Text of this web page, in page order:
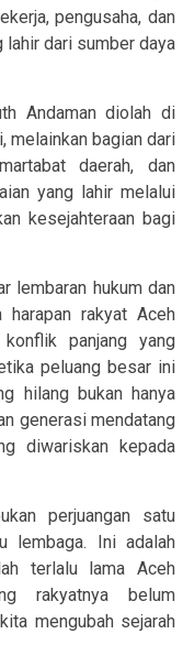
pengusaha, dan
lahir dari sumber daya
Andaman diolah di
melainkan bagian dari
daerah, dan
yang lahir melalui
kesejahteraan bagi
lembaran hukum dan
rakyat Aceh
panjang yang
peluang besar ini
hilang bukan hanya
generasi mendatang
diwariskan kepada
perjuangan satu
lembaga. Ini adalah
terlalu lama Aceh
rakyatnya belum
mengubah sejarah